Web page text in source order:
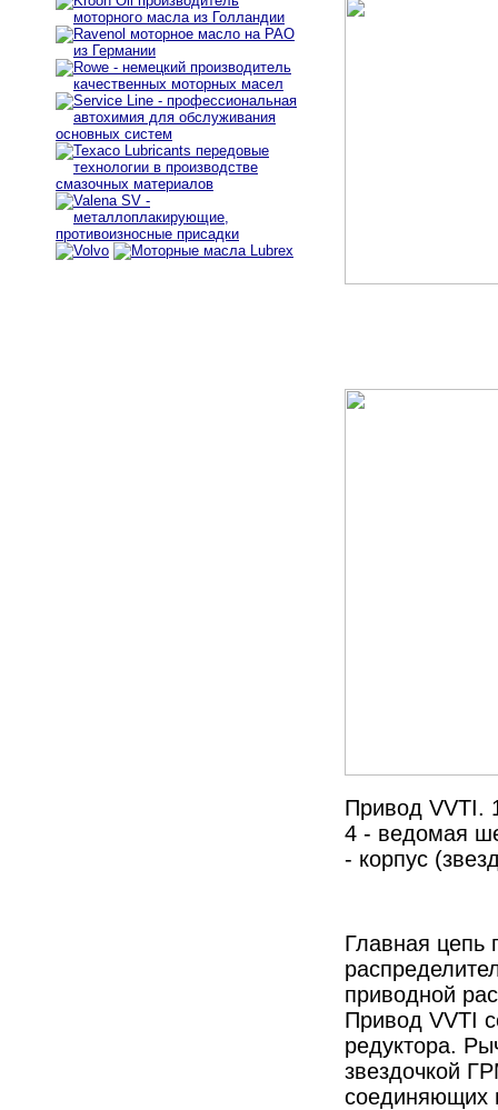
Привод VVTI.
4 - ведомая
- корпус
Главная цепь
приводной
Привод VVTI
редуктора.
звездочкой
соединяющих